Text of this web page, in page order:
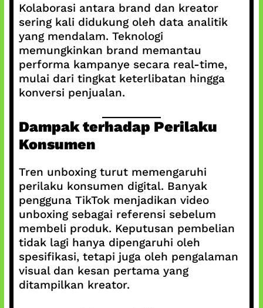
Kolaborasi antara brand dan kreator
sering kali didukung oleh data analitik
yang mendalam. Teknologi
memungkinkan brand memantau
performa kampanye secara real-time,
mulai dari tingkat keterlibatan hingga
konversi penjualan.
Dampak terhadap Perilaku
Konsumen
Tren unboxing turut memengaruhi
perilaku konsumen digital. Banyak
pengguna TikTok menjadikan video
unboxing sebagai referensi sebelum
membeli produk. Keputusan pembelian
tidak lagi hanya dipengaruhi oleh
spesifikasi, tetapi juga oleh pengalaman
visual dan kesan pertama yang
ditampilkan kreator.